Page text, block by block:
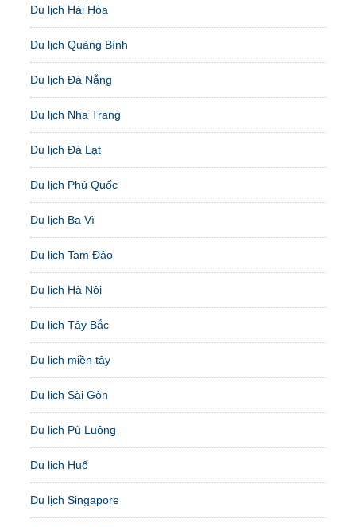
Du lịch Hải Hòa
Du lịch Quảng Bình
Du lịch Đà Nẵng
Du lịch Nha Trang
Du lịch Đà Lạt
Du lịch Phú Quốc
Du lịch Ba Vì
Du lịch Tam Đảo
Du lịch Hà Nội
Du lịch Tây Bắc
Du lịch miền tây
Du lịch Sài Gòn
Du lịch Pù Luông
Du lịch Huế
Du lịch Singapore